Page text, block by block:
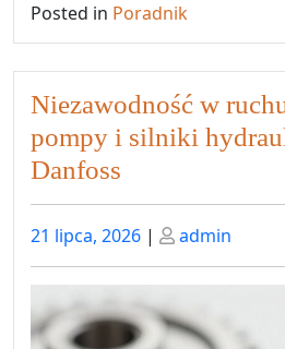
Posted in Poradnik
Niezawodność w
pompy i silniki
Danfoss
Posted
on
21 lipca, 2026 | Posted
on
admin